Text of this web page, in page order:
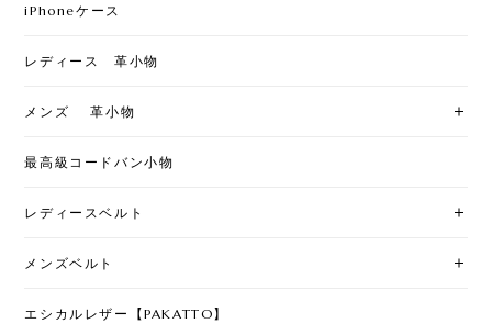
iPhoneケース
レディース 革小物
メンズ 革小物
最高級コードバン小物
レディースベルト
メンズベルト
エシカルレザー【PAKATTO】